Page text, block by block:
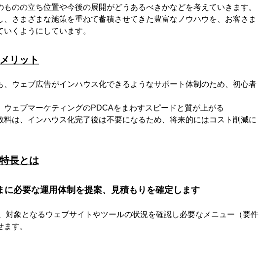
のの立ち位置や今後の展開がどうあるべきかなどを考えていきます。
、さまざまな施策を重ねて蓄積させてきた豊富なノウハウを、お客さま
くようにしています。
リット
、ウェブ広告がインハウス化できるようなサポート体制のため、初心者
ウェブマーケティングのPDCAをまわすスピードと質が上がる
料は、インハウス化完了後は不要になるため、将来的にはコスト削減に
長とは
に必要な運用体制を提案、見積もりを確定します
対象となるウェブサイトやツールの状況を確認し必要なメニュー（要件
す。